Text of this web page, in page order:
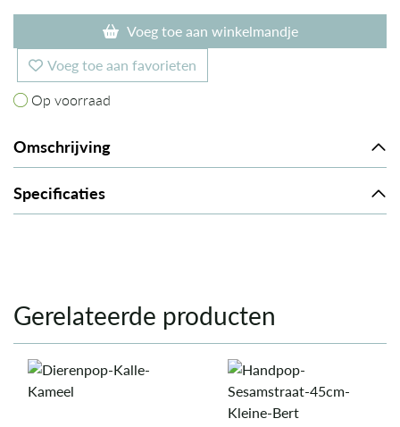
Voeg toe aan winkelmandje
Voeg toe aan favorieten
Op voorraad
Op voorraad
Omschrijving
Specificaties
Gerelateerde producten